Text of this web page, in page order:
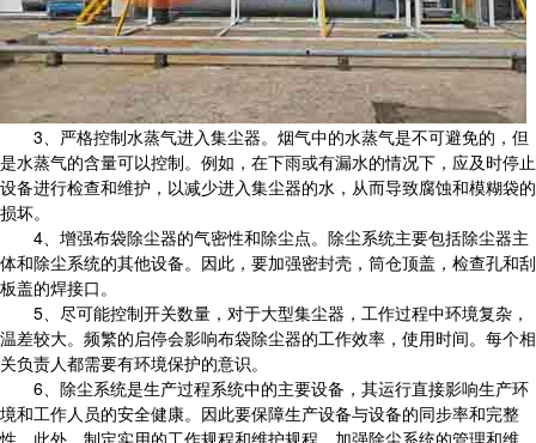
3、严格控制水蒸气进入集尘器。烟气中的水蒸气是不可避免的，但
是水蒸气的含量可以控制。例如，在下雨或有漏水的情况下，应及时停止
设备进行检查和维护，以减少进入集尘器的水，从而导致腐蚀和模糊袋的
损坏。
4、增强布袋除尘器的气密性和除尘点。除尘系统主要包括除尘器主
体和除尘系统的其他设备。因此，要加强密封壳，筒仓顶盖，检查孔和刮
板盖的焊接口。
5、尽可能控制开关数量，对于大型集尘器，工作过程中环境复杂，
温差较大。频繁的启停会影响布袋除尘器的工作效率，使用时间。每个相
关负责人都需要有环境保护的意识。
6、除尘系统是生产过程系统中的主要设备，其运行直接影响生产环
境和工作人员的安全健康。因此要保障生产设备与设备的同步率和完整
性。此外，制定实用的工作规程和维护规程，加强除尘系统的管理和维